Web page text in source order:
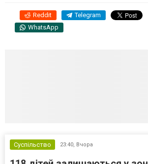
Reddit Telegram
WhatsApp
Суспільство 23:40, Вчора